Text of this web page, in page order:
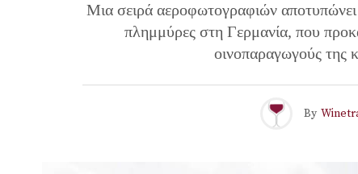
Μια σειρά αεροφωτογραφιών αποτυπώνει
πλημμύρες στη Γερμανία, που
οινοπαραγωγούς της
By